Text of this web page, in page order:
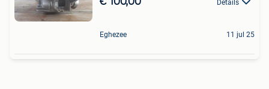
Details
Eghezee 11 jul 25